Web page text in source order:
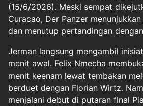
(15/6/2026). Meski sempat
Curacao, Der Panzer
dan menutup pertandingan
Jerman langsung mengambil
menit awal. Felix Nmecha
menit keenam lewat tembakan
berduet dengan Florian Wirtz.
menjalani debut di putaran final